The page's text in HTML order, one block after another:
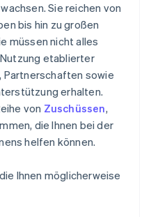
Sie reichen von
bis hin zu großen
müssen nicht alles
etablierter
Partnerschaften sowie
erhalten.
von Zuschüssen,
die Ihnen bei der
helfen können.
Ihnen möglicherweise